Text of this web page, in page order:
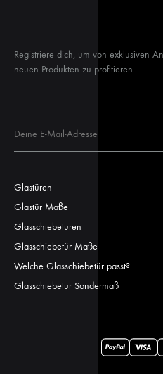
Registriere dich, um von exklusiven
neuen Produkten zu profitieren.
Glastüren
Glastür Maße
Glasschiebetüren
Glasschiebetür Maße
Welche Glasschiebetür passt?
Glasschiebetür Sondermaß